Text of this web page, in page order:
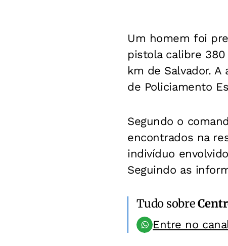
Um homem foi
pistola calibre
km de Salvador.
de Policiamento
Segundo o
encontrados na
indivíduo
Seguindo as
Tudo sobre
Entre no